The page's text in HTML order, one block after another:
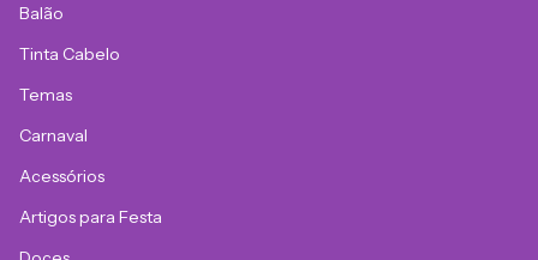
Balão
Tinta Cabelo
Temas
Carnaval
Acessórios
Artigos para Festa